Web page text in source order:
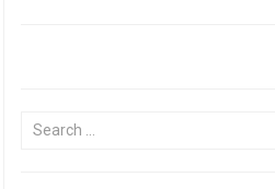
Search for: